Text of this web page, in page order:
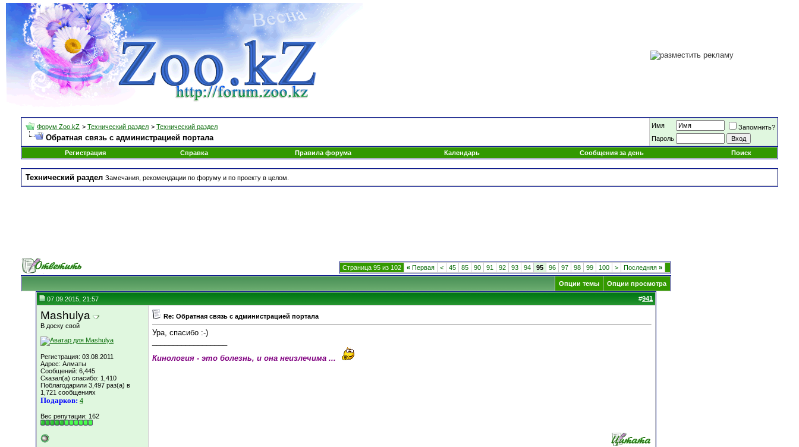
Форум Zoo.kZ > Технический раздел > Технический раздел
Обратная связь с администрацией портала
Имя
Запомнить?
Пароль
Регистрация
Справка Правила форума Календарь Сообщения за день Поиск
Технический раздел Замечания, рекомендации по форуму и по проекту в целом.
Страница 95 из 102 « Первая < 45 85 90 91 92 93 94 95 96 97 98 99 100 > Последняя »
Опции темы Опции просмотра
07.09.2015, 21:57 #941
Mashulya
В доску свой
Регистрация: 03.08.2011
Адрес: Алматы
Сообщений: 6,445
Сказал(а) спасибо: 1,410
Поблагодарили 3,497 раз(а) в
1,721 сообщениях
Подарков: 4
Вес репутации: 162
Re: Обратная связь с администрацией портала
Ура, спасибо :-)
Кинология - это болезнь, и она неизлечима ...